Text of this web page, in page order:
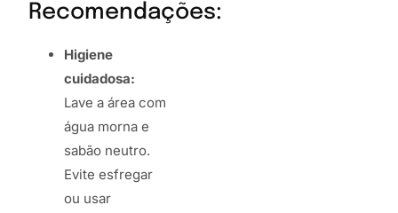
Recomendações:
Higiene
cuidadosa:
Lave a área com
água morna e
sabão neutro.
Evite esfregar
ou usar